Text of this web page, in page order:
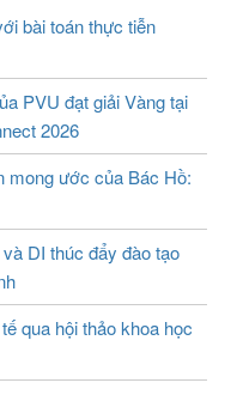
bài toán thực tiễn
PVU đạt giải Vàng tại
2026
mong ước của Bác Hồ:
DI thúc đẩy đào tạo
qua hội thảo khoa học